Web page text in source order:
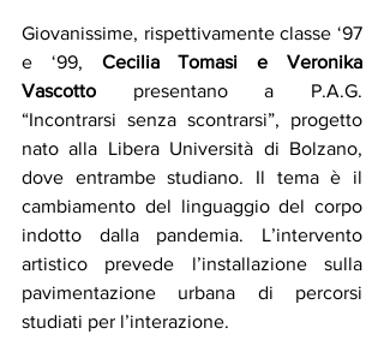
Giovanissime, rispettivamente classe ‘97
e ‘99, Cecilia Tomasi e Veronika
Vascotto presentano a P.A.G.
“Incontrarsi senza scontrarsi”, progetto
nato alla Libera Università di Bolzano,
dove entrambe studiano. Il tema è il
cambiamento del linguaggio del corpo
indotto dalla pandemia. L’intervento
artistico prevede l’installazione sulla
pavimentazione urbana di percorsi
studiati per l’interazione.